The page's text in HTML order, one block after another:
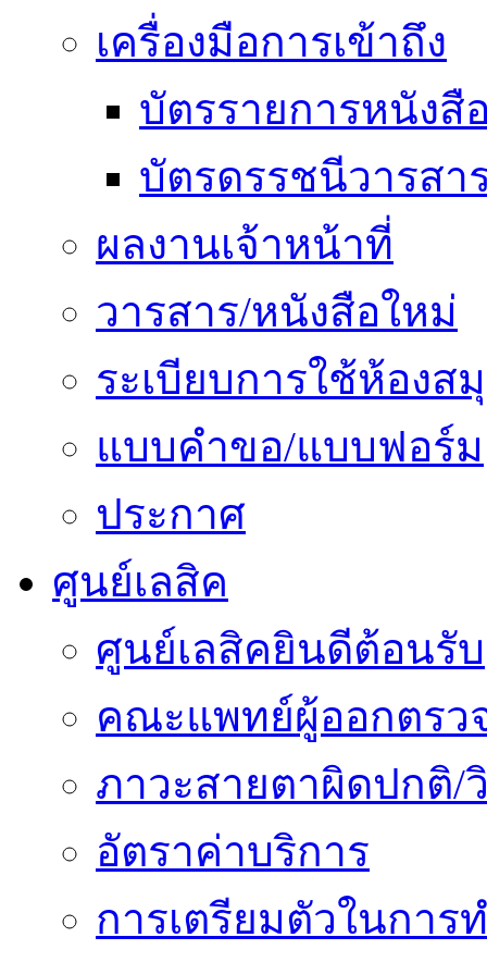
เครื่องมือการเข้าถึง
บัตรรายการหนังสื
บัตรดรรชนีวารสา
ผลงานเจ้าหน้าที่
วารสาร/หนังสือใหม่
ระเบียบการใช้ห้องส
แบบคำขอ/แบบฟอร์ม
ประกาศ
ศูนย์เลสิค
ศูนย์เลสิคยินดีต้อนรับ
คณะแพทย์ผู้ออกตรว
ภาวะสายตาผิดปกติ/
อัตราค่าบริการ
การเตรียมตัวในการ